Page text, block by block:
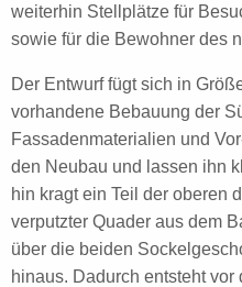
weiterhin Stellplätze für
sowie für die Bewohner des
Der Entwurf fügt sich in
vorhandene Bebauung der
Fassadenmaterialien und
den Neubau und lassen ihn
hin kragt ein Teil der oberen
verputzter Quader aus dem
über die beiden
hinaus. Dadurch entsteht